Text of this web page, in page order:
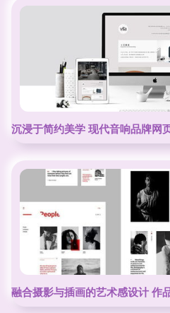
沉浸于简约美学 现代音响品牌网
融合摄影与插画的艺术感设计 作